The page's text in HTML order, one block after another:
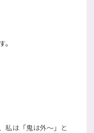
私は「鬼は外～」と